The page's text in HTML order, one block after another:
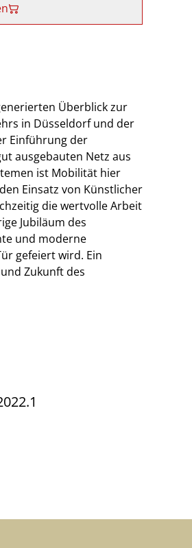
Überblick zur
in Düsseldorf und der
Einführung der
ausgebauten Netz aus
ist Mobilität hier
Einsatz von Künstlicher
die wertvolle Arbeit
Jubiläum des
und moderne
gefeiert wird. Ein
Zukunft des